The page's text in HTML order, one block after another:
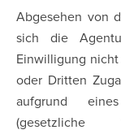
Abgesehen von
sich die
Einwilligung
oder Dritten
aufgrund
(gesetzliche